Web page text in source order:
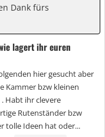
Dank fürs
lagert ihr euren
hier gesucht aber
Kammer bzw kleinen
Habt ihr clevere
Rutenständer bzw
tolle Ideen hat oder...